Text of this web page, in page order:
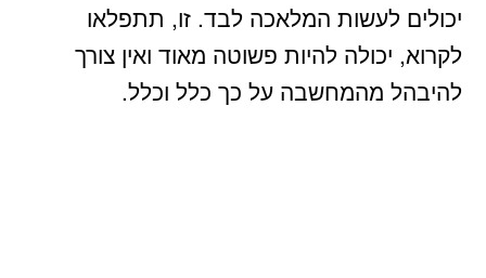
יכולים לעשות המלאכה לבד. זו, תתפלאו
לקרוא, יכולה להיות פשוטה מאוד ואין צורך
להיבהל מהמחשבה על כך כלל וכלל.